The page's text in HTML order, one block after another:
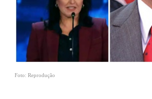
Foto: Reprodução